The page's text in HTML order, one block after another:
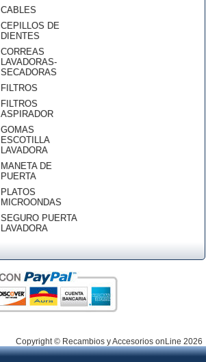
CABLES
CEPILLOS DE
DIENTES
CORREAS
LAVADORAS-
SECADORAS
FILTROS
FILTROS
ASPIRADOR
GOMAS
ESCOTILLA
LAVADORA
MANETA DE
PUERTA
PLATOS
MICROONDAS
SEGURO PUERTA
LAVADORA
Copyright © Recambios y Accesorios onLine 2026